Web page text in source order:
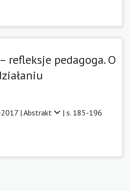
refleksje pedagoga. O
| Abstrakt | s. 185-196